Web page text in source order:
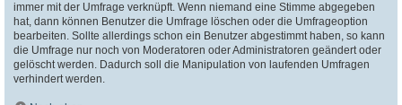
immer mit der Umfrage verknüpft. Wenn niemand eine Stimme abgegeben
hat, dann können Benutzer die Umfrage löschen oder die Umfrageoption
bearbeiten. Sollte allerdings schon ein Benutzer abgestimmt haben, so kann
die Umfrage nur noch von Moderatoren oder Administratoren geändert oder
gelöscht werden. Dadurch soll die Manipulation von laufenden Umfragen
verhindert werden.